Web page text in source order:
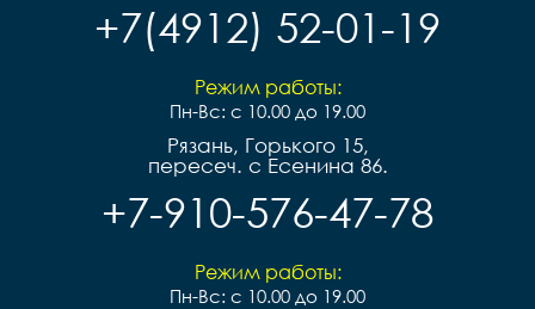
+7(4912) 52-01-19
Режим работы:
Пн-Вс: с 10.00 до 19.00
Рязань, Горького 15,
пересеч. с Есенина 86.
+7-910-576-47-78
Режим работы:
Пн-Вс: с 10.00 до 19.00